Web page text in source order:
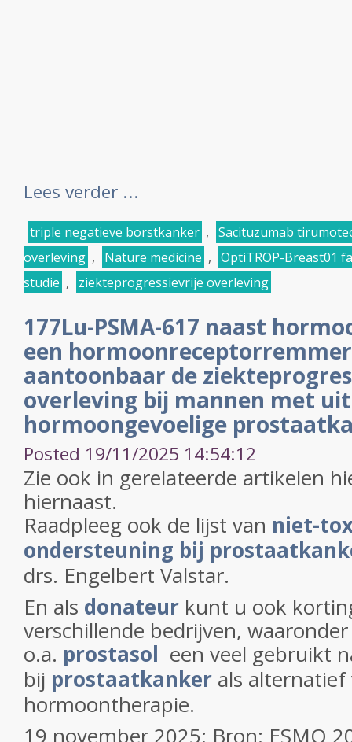
Lees verder ...
triple negatieve borstkanker , Sacituzumab
overleving , Nature medicine , OptiTROP-Breast01
studie , ziekteprogressievrije overleving
177Lu-PSMA-617 naast
een
aantoonbaar de
overleving bij mannen met
hormoongevoelige
Posted 19/11/2025 14:54:12
Zie ook in gerelateerde artikelen
hiernaast.
Raadpleeg ook de lijst van niet-
ondersteuning bij
drs. Engelbert Valstar.
En als donateur kunt u ook
verschillende bedrijven,
o.a. prostasol een veel gebruikt
bij prostaatkanker als alternatief
hormoontherapie.
19 november 2025: Bron: ESMO